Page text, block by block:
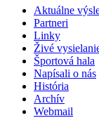
Aktuálne
Partneri
Linky
Živé
Športová hala
Napísali o nás
História
Archív
Webmail